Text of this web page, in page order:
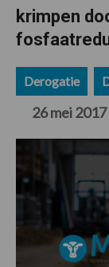
krimpen
Derogatie
26 mei 2017